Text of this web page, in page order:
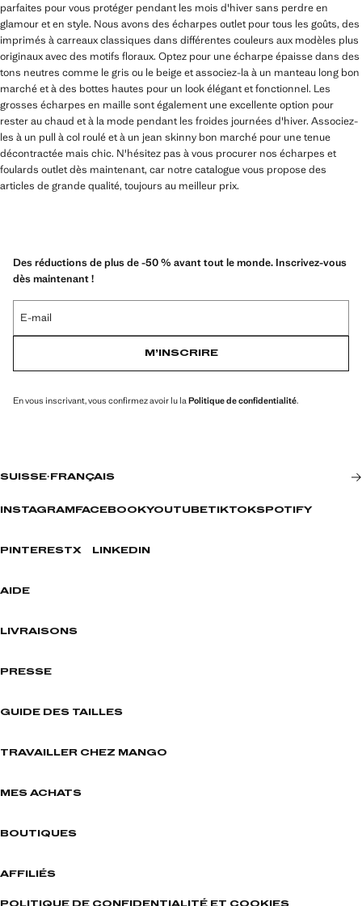
parfaites pour vous protéger pendant les mois d'hiver sans perdre en
glamour et en style. Nous avons des écharpes outlet pour tous les goûts, des
imprimés à carreaux classiques dans différentes couleurs aux modèles plus
originaux avec des motifs floraux. Optez pour une écharpe épaisse dans des
tons neutres comme le gris ou le beige et associez-la à un manteau long bon
marché et à des bottes hautes pour un look élégant et fonctionnel. Les
grosses écharpes en maille sont également une excellente option pour
rester au chaud et à la mode pendant les froides journées d'hiver. Associez-
les à un pull à col roulé et à un jean skinny bon marché pour une tenue
décontractée mais chic. N'hésitez pas à vous procurer nos écharpes et
foulards outlet dès maintenant, car notre catalogue vous propose des
articles de grande qualité, toujours au meilleur prix.
Des réductions de plus de -50 % avant tout le monde. Inscrivez-vous
dès maintenant !
E-mail
M’INSCRIRE
En vous inscrivant, vous confirmez avoir lu la Politique de confidentialité.
SUISSE· FRANÇAIS
INSTAGRAM FACEBOOKYOUTUBETIKTOKSPOTIFY
PINTERESTX LINKEDIN
AIDE
LIVRAISONS
PRESSE
GUIDE DES TAILLES
TRAVAILLER CHEZ MANGO
MES ACHATS
BOUTIQUES
AFFILIÉS